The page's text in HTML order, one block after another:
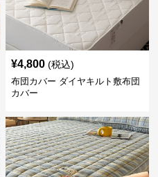
¥4,800 (税込)
布団カバー ダイヤキルト敷布団
カバー